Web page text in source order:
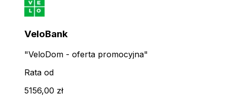
VeloBank
"VeloDom - oferta promocyjna"
Rata od
5156,00 zł